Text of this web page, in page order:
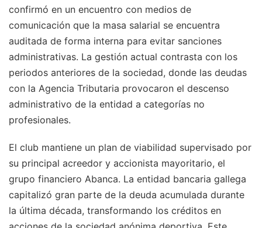
confirmó en un encuentro con medios de
comunicación que la masa salarial se encuentra
auditada de forma interna para evitar sanciones
administrativas. La gestión actual contrasta con los
periodos anteriores de la sociedad, donde las deudas
con la Agencia Tributaria provocaron el descenso
administrativo de la entidad a categorías no
profesionales.
El club mantiene un plan de viabilidad supervisado por
su principal acreedor y accionista mayoritario, el
grupo financiero Abanca. La entidad bancaria gallega
capitalizó gran parte de la deuda acumulada durante
la última década, transformando los créditos en